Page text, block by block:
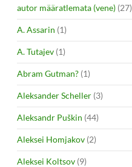
autor määratlemata (vene) (27)
A. Assarin (1)
A. Tutajev (1)
Abram Gutman? (1)
Aleksander Scheller (3)
Aleksandr Puškin (44)
Aleksei Homjakov (2)
Aleksei Koltsov (9)